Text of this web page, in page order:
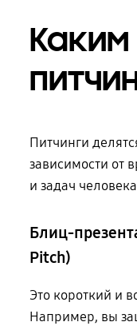
Питчинги
зависимости от
и задач человека
Блиц-
Pitch)
Это короткий и
Например, вы